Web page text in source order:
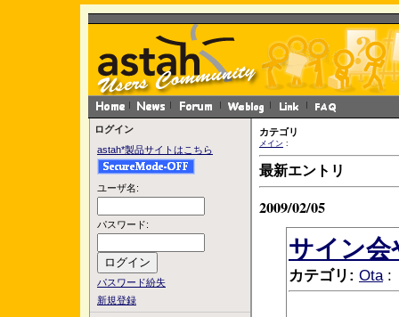
ログイン
astah*製品サイトはこちら
ユーザ名:
パスワード:
パスワード紛失
新規登録
カテゴリ
メイン :
最新エントリ
2009/02/05
サイン
カテゴリ: Ota :